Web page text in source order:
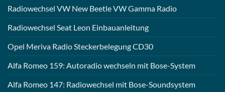
Radiowechsel VW New Beetle VW Gamma Radio
Radiowechsel Seat Leon Einbauanleitung
Opel Meriva Radio Steckerbelegung CD30
Alfa Romeo 159: Autoradio wechseln mit Bose-System
Alfa Romeo 147: Radiowechsel mit Bose-Soundsystem